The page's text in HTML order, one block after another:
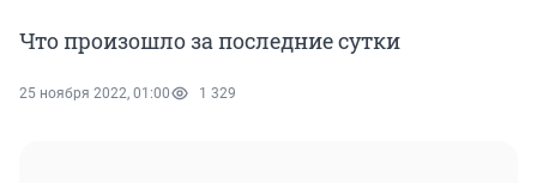
Что произошло за последние сутки
25 ноября 2022, 01:00 1 329